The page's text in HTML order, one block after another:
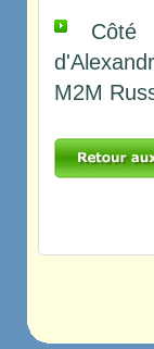
Côté
M2M